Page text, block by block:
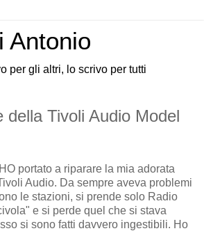
Antonio
per gli altri, lo scrivo per tutti
della Tivoli Audio Model
portato a riparare la mia adorata
Audio. Da sempre aveva problemi
le stazioni, si prende solo Radio
e si perde quel che si stava
si sono fatti davvero ingestibili. Ho